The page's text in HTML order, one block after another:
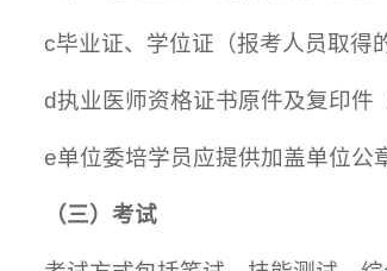
c毕业证、学位证（报考人员取得
d执业医师资格证书原件及复印件
e单位委培学员应提供加盖单位公
（三）考试